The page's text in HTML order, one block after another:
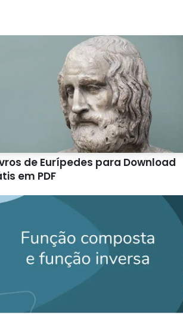
de Eurípedes para Download
em PDF